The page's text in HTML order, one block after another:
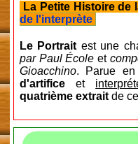
La Petite Histoire de
de l'interprète
Le Portrait est une
par Paul École et
Gioacchino. Parue
d'artificeet
quatrième extrait de